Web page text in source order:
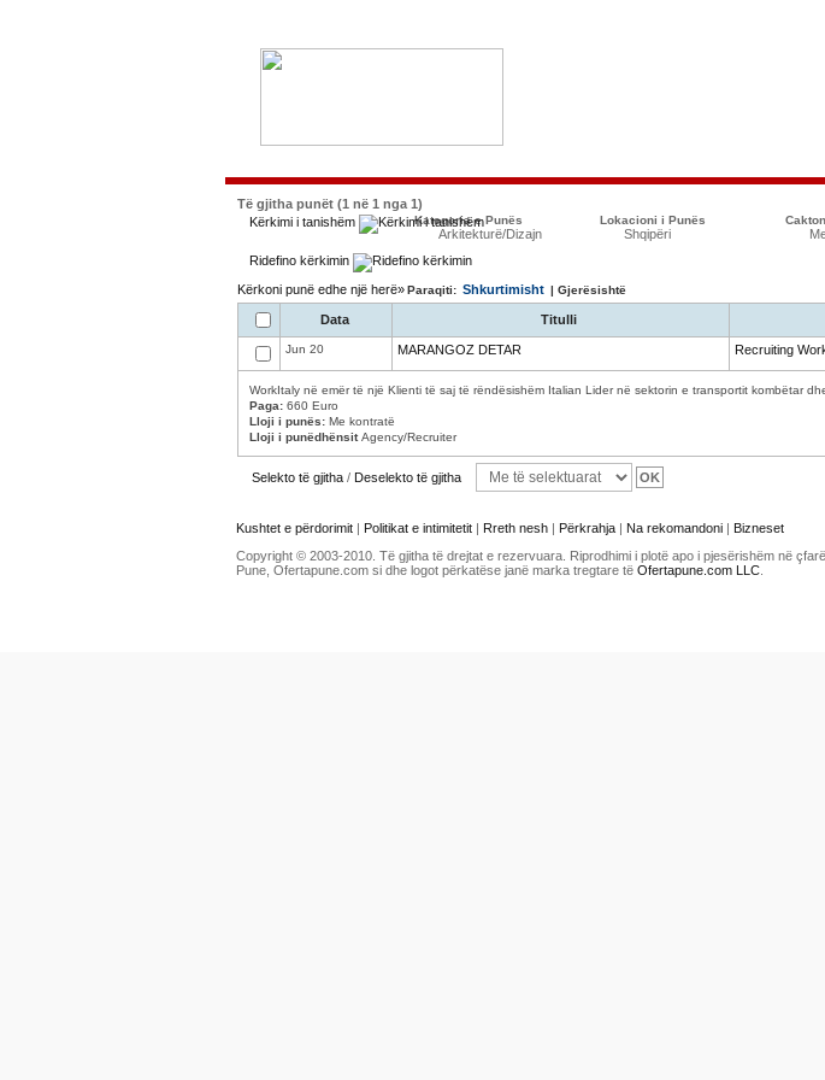
Të gjitha punët (1 në 1 nga 1)
Kërkimi i tanishëm
Kategoria e Punës
Arkitekturë/Dizajn
Lokacioni i Punës
Shqipëri
Ridefino kërkimin
Kërkoni punë edhe një herë»Paraqiti: Shkurtimisht | Gjerësishtë
Data Titulli
Jun 20 MARANGOZ DETAR Recruiting
WorkItaly në emër të një Klienti të saj të rëndësishëm Italian Lider në sektorin e transportit kombëtar
Paga: 660 Euro
Lloji i punës: Me kontratë
Lloji i punëdhënsitAgency/Recruiter
Selekto të gjitha / Deselekto të gjitha
Kushtet e përdorimit | Politikat e intimitetit | Rreth nesh | Përkrahja | Na rekomandoni | Bizneset
Copyright © 2003-2010. Të gjitha të drejtat e rezervuara. Riprodhimi i plotë apo i pjesërishëm në
Pune, Ofertapune.com si dhe logot përkatëse janë marka tregtare të Ofertapune.com LLC